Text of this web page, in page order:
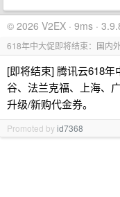
© 2026 V2EX · 9ms ·
618年中大促即将结束：国内
[即将结束] 腾讯云618
谷、法兰克福、上海、
升级/新购代金券。
Promoted byid7368